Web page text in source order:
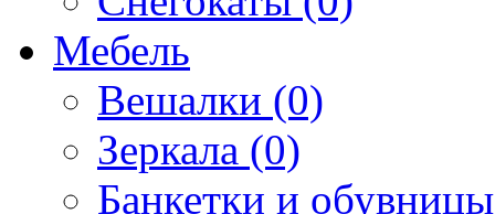
Мебель
Вешалки (0)
Зеркала (0)
Банкетки и